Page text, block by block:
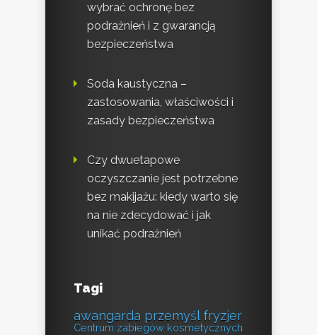
wybrać ochronę bez
podrażnień i z gwarancją
bezpieczeństwa
Soda kaustyczna –
zastosowania, właściwości i
zasady bezpieczeństwa
Czy dwuetapowe
oczyszczanie jest potrzebne
bez makijażu: kiedy warto się
na nie zdecydować i jak
unikać podrażnień
Tagi
awangarda przemyśl fryzjer
Centrum zabiegów kosmetycznych